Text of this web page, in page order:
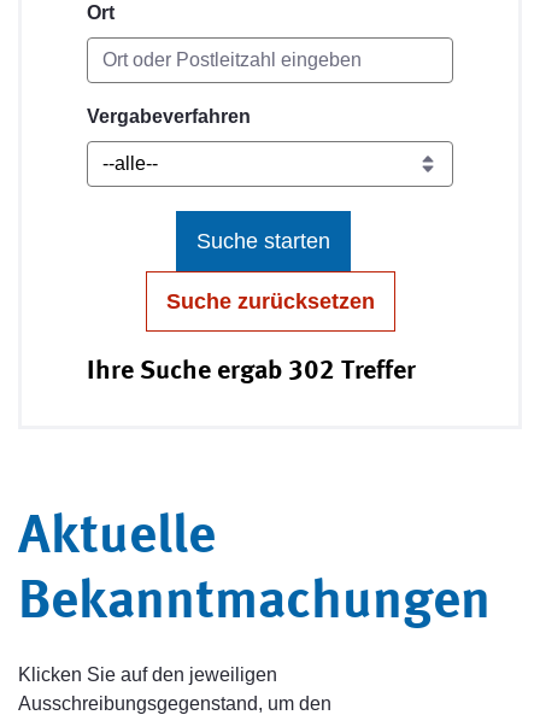
Ort
Vergabeverfahren
Suche starten
Suche zurücksetzen
Ihre Suche ergab 302 Treffer
Aktuelle
Bekanntmachungen
Klicken Sie auf den jeweiligen
Ausschreibungsgegenstand, um den